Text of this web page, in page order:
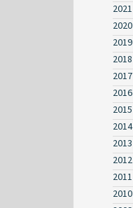
2021
2020
2019
2018
2017
2016
2015
2014
2013
2012
2011
2010